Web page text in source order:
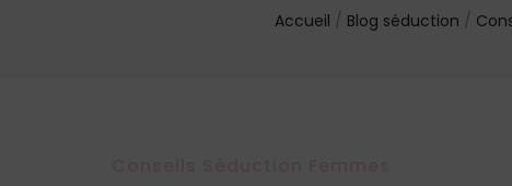
Accueil / Blog séduction /